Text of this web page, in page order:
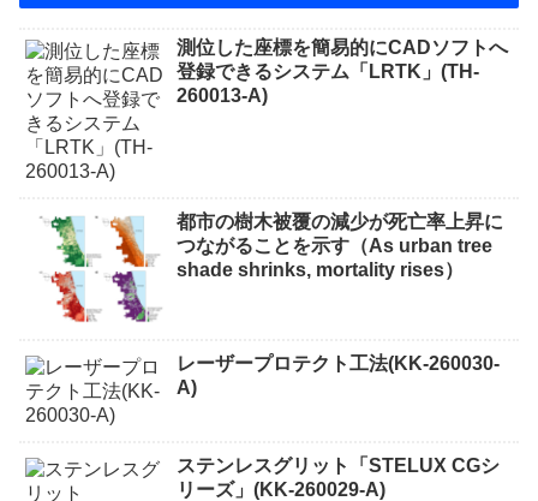
測位した座標を簡易的にCADソフトへ
登録できるシステム「LRTK」(TH-
260013-A)
都市の樹木被覆の減少が死亡率上昇に
つながることを示す（As urban tree
shade shrinks, mortality rises）
レーザープロテクト⼯法(KK-260030-
A)
ステンレスグリット「STELUX CGシ
リーズ」(KK-260029-A)